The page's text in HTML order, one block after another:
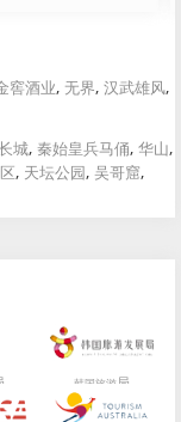
窖酒业, 无界, 汉武雄风,
城, 秦始皇兵马俑, 华山,
, 天坛公园, 吴哥窟,
韩国旅游局